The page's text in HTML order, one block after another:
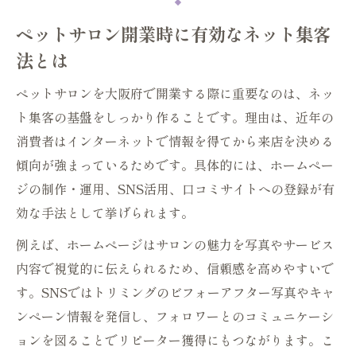
ペットサロン開業時に有効なネット集客
法とは
ペットサロンを大阪府で開業する際に重要なのは、ネッ
ト集客の基盤をしっかり作ることです。理由は、近年の
消費者はインターネットで情報を得てから来店を決める
傾向が強まっているためです。具体的には、ホームペー
ジの制作・運用、SNS活用、口コミサイトへの登録が有
効な手法として挙げられます。
例えば、ホームページはサロンの魅力を写真やサービス
内容で視覚的に伝えられるため、信頼感を高めやすいで
す。SNSではトリミングのビフォーアフター写真やキャ
ンペーン情報を発信し、フォロワーとのコミュニケーシ
ョンを図ることでリピーター獲得にもつながります。こ